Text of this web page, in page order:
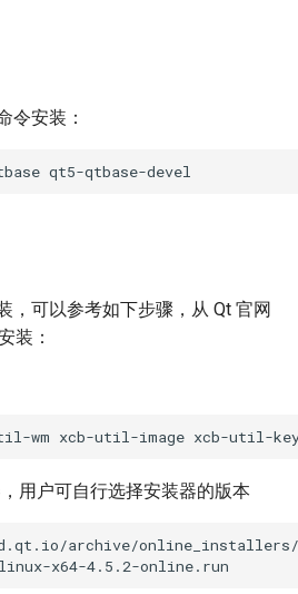
WeKnora大模型部署指南
令安装：
，可以参考如下步骤，从 Qt 官网
装：
用户可自行选择安装器的版本
archive/